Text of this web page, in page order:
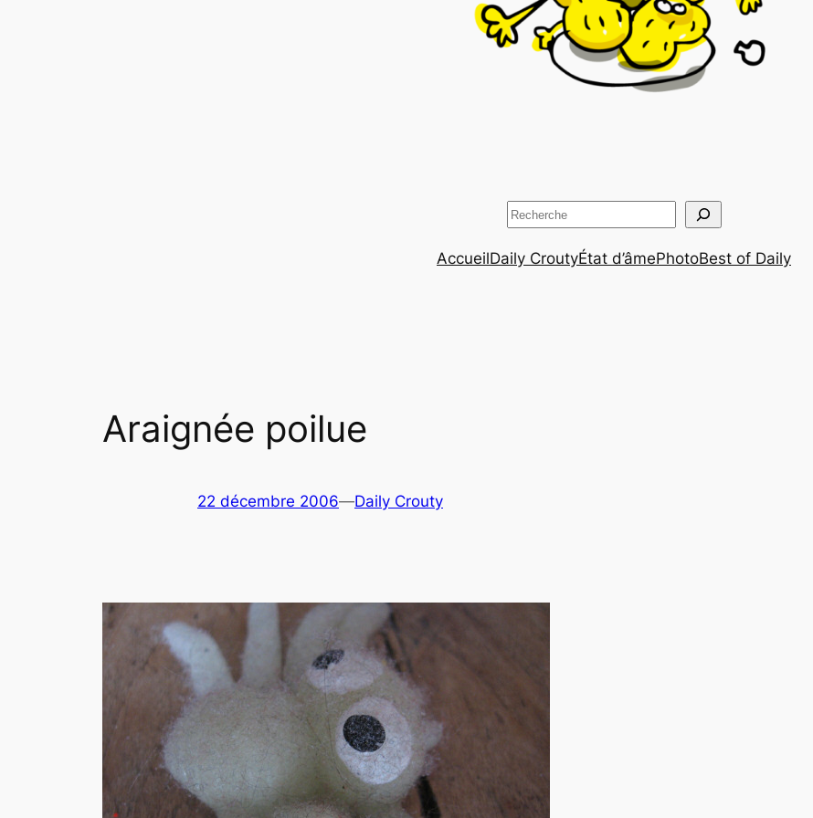
Rechercher
AccueilDaily CroutyÉtat d’âmePhotoBest of Daily
Araignée poilue
22 décembre 2006—Daily Crouty